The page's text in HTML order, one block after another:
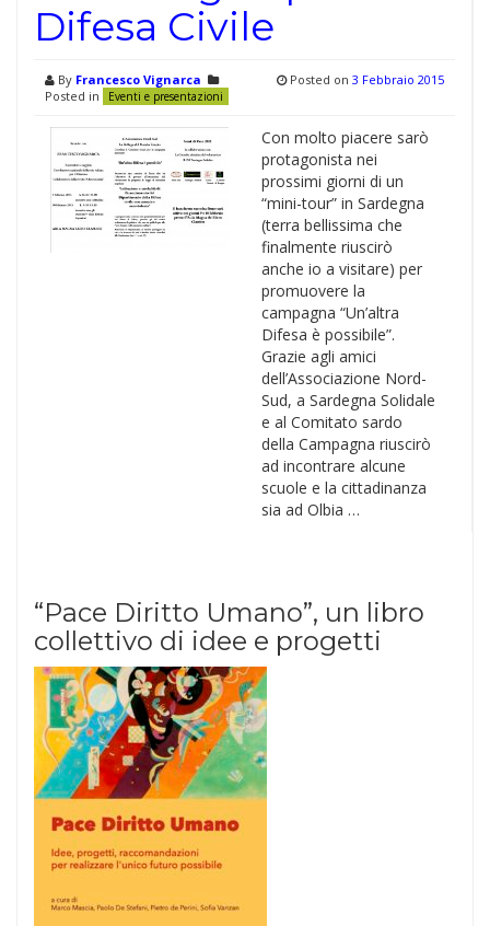
Difesa Civile
By Francesco Vignarca
Posted in
Eventi e presentazioni
Posted on 3 Febbraio 2015
Con molto piacere sarò
protagonista nei
prossimi giorni di un
“mini-tour” in Sardegna
(terra bellissima che
finalmente riuscirò
anche io a visitare) per
promuovere la
campagna “Un’altra
Difesa è possibile”.
Grazie agli amici
dell’Associazione Nord-
Sud, a Sardegna Solidale
e al Comitato sardo
della Campagna riuscirò
ad incontrare alcune
scuole e la cittadinanza
sia ad Olbia …
“Pace Diritto Umano”, un libro
collettivo di idee e progetti